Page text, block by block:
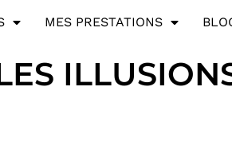
MES PRESTATIONS